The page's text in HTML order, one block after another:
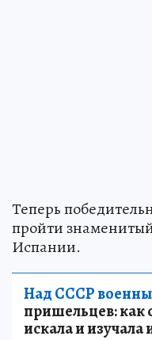
Теперь
пройти
Испании.
Над СССР
пришельцев: как
искала и